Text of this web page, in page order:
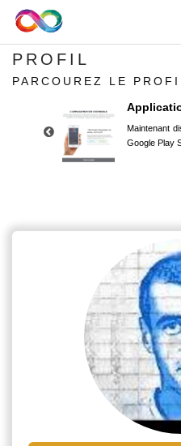
PROFIL
PARCOUREZ LE
Maintenant
Google Play